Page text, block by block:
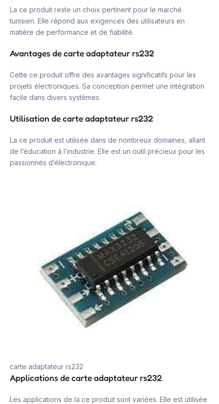
La ce produit reste un choix pertinent pour le marché
tunisien. Elle répond aux exigences des utilisateurs en
matière de performance et de fiabilité.
Avantages de carte adaptateur rs232
Cette ce produit offre des avantages significatifs pour les
projets électroniques. Sa conception permet une intégration
facile dans divers systèmes.
Utilisation de carte adaptateur rs232
La ce produit est utilisée dans de nombreux domaines, allant
de l’éducation à l’industrie. Elle est un outil précieux pour les
passionnés d’électronique.
carte adaptateur rs232
Applications de carte adaptateur rs232
Les applications de la ce produit sont variées. Elle est utilisée